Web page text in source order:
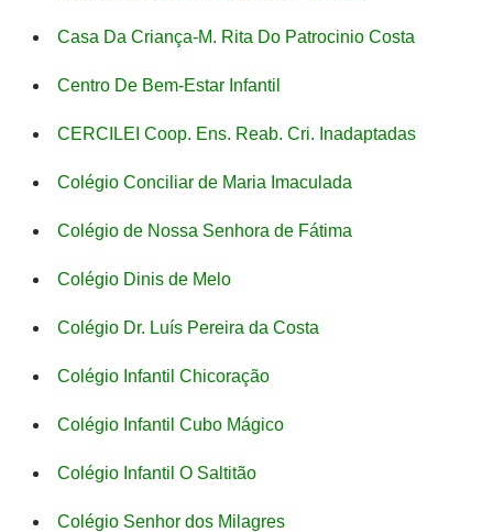
Casa Da Criança-M. Rita Do Patrocinio Costa
Centro De Bem-Estar Infantil
CERCILEI Coop. Ens. Reab. Cri. Inadaptadas
Colégio Conciliar de Maria Imaculada
Colégio de Nossa Senhora de Fátima
Colégio Dinis de Melo
Colégio Dr. Luís Pereira da Costa
Colégio Infantil Chicoração
Colégio Infantil Cubo Mágico
Colégio Infantil O Saltitão
Colégio Senhor dos Milagres